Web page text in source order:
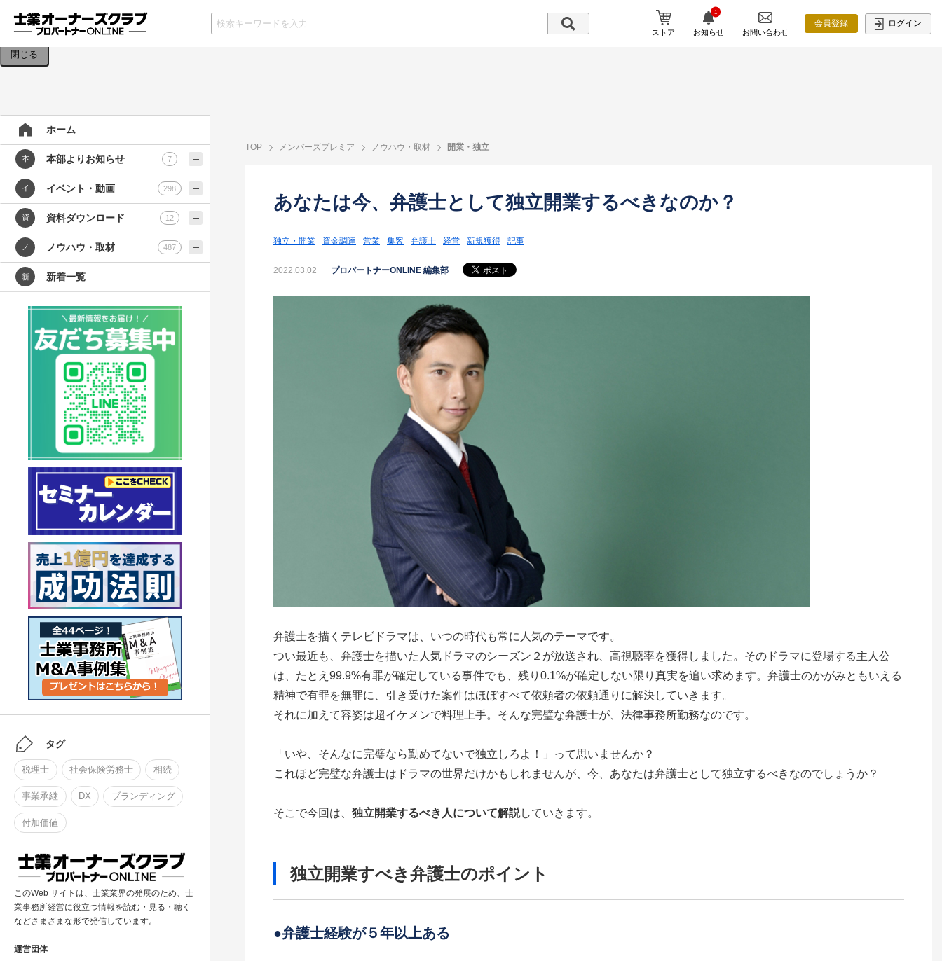
ストア
1
お知らせ お問い合わせ
会員登録 ログイン
検索条件を入力してください。
閉じる
ホーム
本 本部よりお知らせ 7
イ イベント・動画 298
資 資料ダウンロード 12
ノ ノウハウ・取材 487
新 新着一覧
タグ
税理士 社会保険労務士 相続
事業承継 DX ブランディング
付加価値
このWeb サイトは、士業業界の発展のため、士
業事務所経営に役立つ情報を読む・見る・聴く
などさまざまな形で発信しています。
運営団体
TOP メンバーズプレミア ノウハウ・取材 開業・独立
あなたは今、弁護士として独立開業するべきなのか？
独立・開業 資金調達 営業 集客 弁護士 経営 新規獲得 記事
2022.03.02 プロパートナーONLINE 編集部
弁護士を描くテレビドラマは、いつの時代も常に人気のテーマです。
つい最近も、弁護士を描いた人気ドラマのシーズン２が放送され、高視聴率を獲得しました。そのドラマに登場する主人公
は、たとえ99.9%有罪が確定している事件でも、残り0.1%が確定しない限り真実を追い求めます。弁護士のかがみともいえる
精神で有罪を無罪に、引き受けた案件はほぼすべて依頼者の依頼通りに解決していきます。
それに加えて容姿は超イケメンで料理上手。そんな完璧な弁護士が、法律事務所勤務なのです。
「いや、そんなに完璧なら勤めてないで独立しろよ！」って思いませんか？
これほど完璧な弁護士はドラマの世界だけかもしれませんが、今、あなたは弁護士として独立するべきなのでしょうか？
そこで今回は、 独立開業するべき人について解説していきます。
独立開業すべき弁護士のポイント
●弁護士経験が５年以上ある